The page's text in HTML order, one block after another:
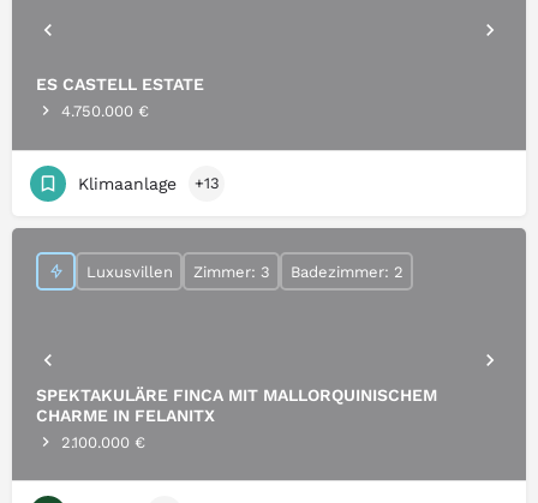
ES CASTELL ESTATE
4.750.000 €
Klimaanlage +13
SPEKTAKULÄRE FINCA MIT MALLORQUINISCHEM
CHARME IN FELANITX
2.100.000 €
Luxusvillen Zimmer: 3 Badezimmer: 2